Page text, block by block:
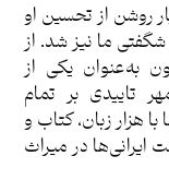
روشن از تحسین او
شگفتی ما نیز شد. از
به‌عنوان یکی از
تاییدی بر تمام
هزار زبان، کتاب و
ایرانی‌ها در میراث